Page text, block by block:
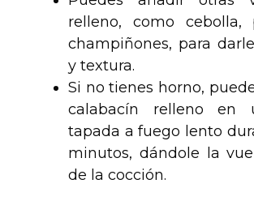
relleno, como cebolla,
champiñones, para
y textura.
Si no tienes horno,
calabacín relleno en
tapada a fuego lento
minutos, dándole la
de la cocción.